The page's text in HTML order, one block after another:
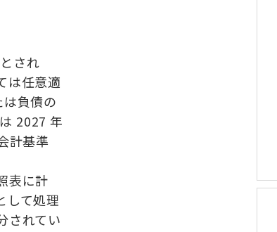
され
は任意適
負債の
2027 年
計基準
表に計
して処理
されてい